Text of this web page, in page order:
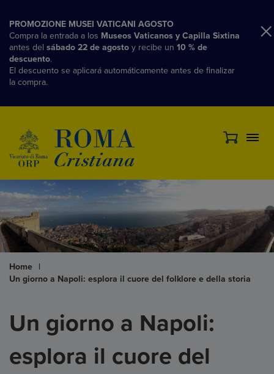
PROMOZIONE MUSEI VATICANI AGOSTO
Compra la entrada a los Museos Vaticanos y Capilla Sixtina
antes del sábado 22 de agosto y recibe un 10 % de
descuento.
El descuento se aplicará automáticamente antes de finalizar
la compra.
Home
|
Un giorno a Napoli: esplora il cuore del folklore e della storia
Un giorno a Napoli:
esplora il cuore del